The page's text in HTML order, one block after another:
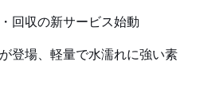
回収の新サービス始動
登場、軽量で水濡れに強い素